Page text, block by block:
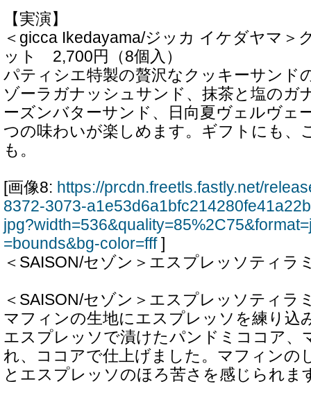
【実演】
＜gicca Ikedayama/ジッカ イケダヤマ＞
ット 2,700円（8個入）
パティシエ特製の贅沢なクッキーサンド
ゾーラガナッシュサンド、抹茶と塩のガ
ーズンバターサンド、日向夏ヴェルヴェ
つの味わいが楽しめます。ギフトにも、
も。
[画像8: https://prcdn.freetls.fastly.net/
8372-3073-
=bounds&bg-color=fff]
＜SAISON/セゾン＞エスプレッソティラ
＜SAISON/セゾン＞エスプレッソティ
マフィンの生地にエスプレッソを練り込
エスプレッソで漬けたパンドミココア、
れ、ココアで仕上げました。マフィンの
とエスプレッソのほろ苦さを感じられま